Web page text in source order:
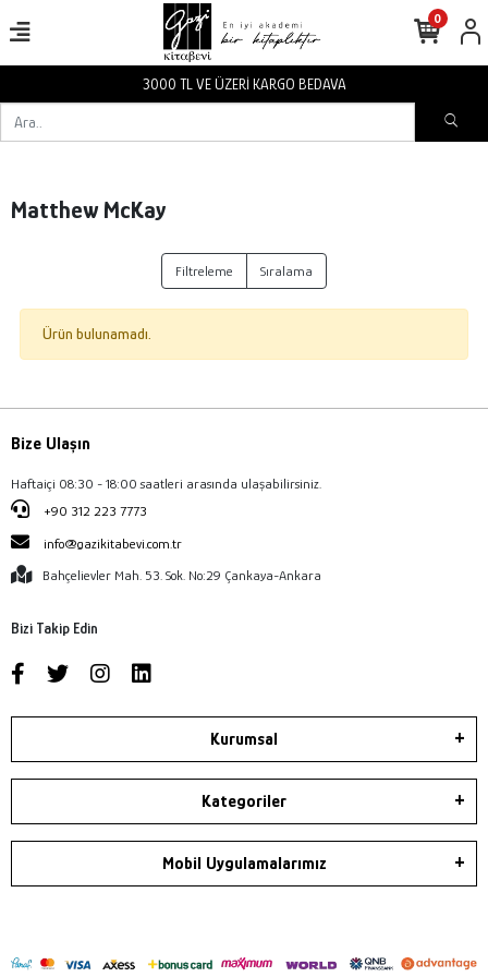
3000 TL VE ÜZERİ KARGO BEDAVA
0
Matthew McKay
Filtreleme Sıralama
Ürün bulunamadı.
Bize Ulaşın
Haftaiçi 08:30 - 18:00 saatleri arasında ulaşabilirsiniz.
+90 312 223 7773
info@gazikitabevi.com.tr
Bahçelievler Mah. 53. Sok. No:29 Çankaya-Ankara
Bizi Takip Edin
Kurumsal
Kategoriler
Mobil Uygulamalarımız